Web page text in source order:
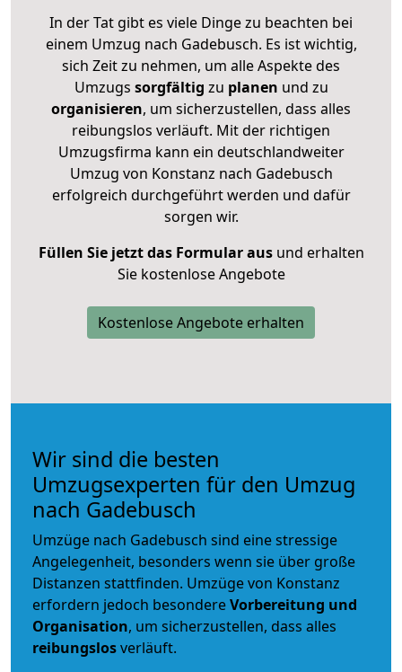
In der Tat gibt es viele Dinge zu beachten bei
einem Umzug nach Gadebusch. Es ist wichtig,
sich Zeit zu nehmen, um alle Aspekte des
Umzugs sorgfältig zu planen und zu
organisieren, um sicherzustellen, dass alles
reibungslos verläuft. Mit der richtigen
Umzugsfirma kann ein deutschlandweiter
Umzug von Konstanz nach Gadebusch
erfolgreich durchgeführt werden und dafür
sorgen wir.
Füllen Sie jetzt das Formular ausund erhalten
Sie kostenlose Angebote
Kostenlose Angebote erhalten
Wir sind die besten
Umzugsexperten für den Umzug
nach Gadebusch
Umzüge nach Gadebusch sind eine stressige
Angelegenheit, besonders wenn sie über große
Distanzen stattfinden. Umzüge von Konstanz
erfordern jedoch besondereVorbereitung und
Organisation, um sicherzustellen, dass alles
reibungslosverläuft.